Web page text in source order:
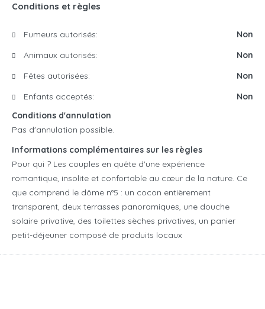
Conditions et règles
Fumeurs autorisés:
Non
Animaux autorisés:
Non
Fêtes autorisées:
Non
Enfants acceptés:
Non
Conditions d'annulation
Pas d'annulation possible.
Informations complémentaires sur les règles
Pour qui ? Les couples en quête d'une expérience
romantique, insolite et confortable au cœur de la nature. Ce
que comprend le dôme n°5 : un cocon entièrement
transparent, deux terrasses panoramiques, une douche
solaire privative, des toilettes sèches privatives, un panier
petit-déjeuner composé de produits locaux